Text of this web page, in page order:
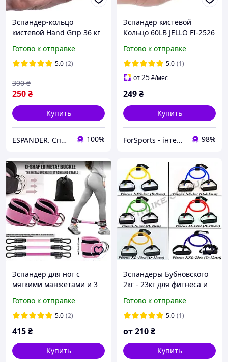
Эспандер-кольцо
кистевой Hand Grip 36 кг
(JLA470-80LB)
Готово к отправке
5.0 (2)
250₴
390 ₴
Купить
ESPANDER. Спортивний інтернет-магазин. 100%
Эспандер кистевой
Кольцо 60LB JELLO FI-2526
Готово к отправке
5.0 (1)
от25₴/мес
249₴
Купить
ForSports - інтернет-магазин спортивних товарів 98%
Эспандер для ног с
мягкими манжетами и 3
(многофункциональный
латексный тренажер
Готово к отправке
5.0 (2)
415₴
Купить
Эспандеры Бубновского
2кг - 23кг для фитнеса и
+ дверной фиксатор
Готово к отправке
5.0 (1)
от210₴
Купить